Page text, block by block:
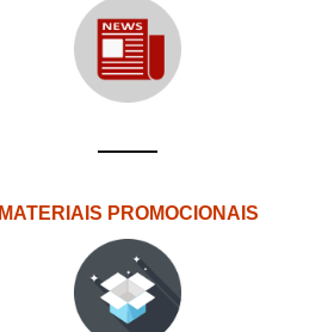
MATERIAIS PROMOCIONAIS